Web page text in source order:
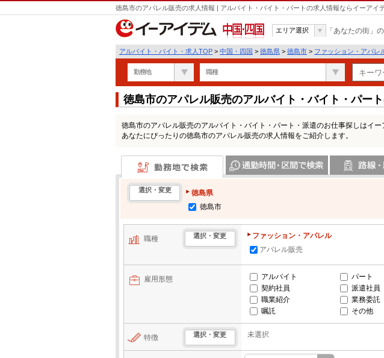
徳島市のアパレル販売の求人情報 | アルバイト・バイト・パートの求人情報ならイーアイ
中国・四国
エリア選択 「あなたの街」
アルバイト・バイト・求人TOP > 中国・四国 > 徳島県 > 徳島市 > ファッション・アパレ
勤務地 職種
徳島市のアパレル販売のアルバイト・バイト・パー
徳島市のアパレル販売のアルバイト・バイト・パート・派遣のお仕事探しはイー
あなたにぴったりの徳島市のアパレル販売の求人情報をご紹介します。
勤務地で検索
選択・変更
徳島県
徳島市
職種 選択・変更
ファッション・アパレル
アパレル販売
雇用形態 アルバイト パート
契約社員
派遣社員
職業紹介
業務委託
嘱託
その他
特徴 選択・変更 未選択